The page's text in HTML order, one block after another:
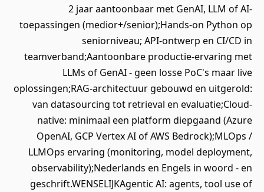
2 jaar aantoonbaar met GenAI, LLM of AI-
toepassingen (medior+/senior);Hands-on Python op
seniorniveau; API-ontwerp en CI/CD in
teamverband;Aantoonbare productie-ervaring met
LLMs of GenAI - geen losse PoC's maar live
oplossingen;RAG-architectuur gebouwd en uitgerold:
van datasourcing tot retrieval en evaluatie;Cloud-
native: minimaal een platform diepgaand (Azure
OpenAI, GCP Vertex AI of AWS Bedrock);MLOps /
LLMOps ervaring (monitoring, model deployment,
observability);Nederlands en Engels in woord - en
geschrift.WENSELIJKAgentic AI: agents, tool use of